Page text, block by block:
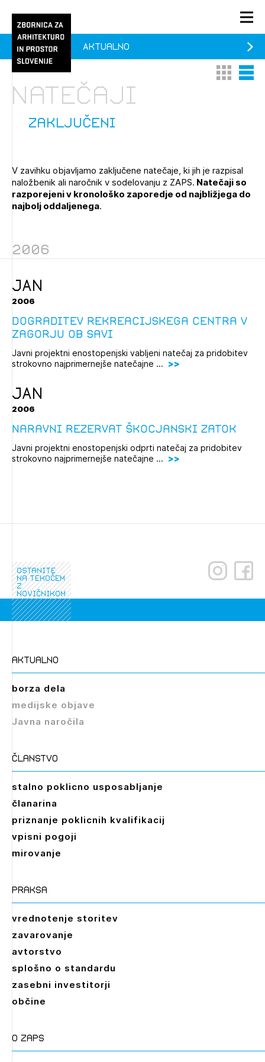
PRIJAVA
KONTAKT
Praksa
O ZAPS
dostopate, se je potrebno prijaviti.
PRIJAVITE SE
1/1
Pozdravljeni
Prijavite se s svojim ZAPS uporabniškim imenom in geslom.
POZABLJENO GESLO
REGISTRIRAJTE SE
Thumbnail
List
zaključeni
Natečaji
V zavihku objavljamo zaključene natečaje, ki jih je razpisal
naložbenik ali naročnik v sodelovanju z ZAPS. Natečaji so
razporejeni v kronološko zaporedje od najbližjega do
najbolj oddaljenega.
Aktualno
2006
JAN
2006
Dograditev rekreacijskega centra v
Zagorju ob Savi
Javni projektni enostopenjski vabljeni natečaj za pridobitev
strokovno najprimernejše natečajne ...
JAN
2006
Naravni rezervat Škocjanski zatok
Javni projektni enostopenjski odprti natečaj za pridobitev
strokovno najprimernejše natečajne ...
ostanite
na tekočem
z
novičnikom
aktualno
borza dela
medijske objave
Javna naročila
članstvo
stalno poklicno usposabljanje
članarina
priznanje poklicnih kvalifikacij
vpisni pogoji
mirovanje
praksa
vrednotenje storitev
zavarovanje
avtorstvo
splošno o standardu
zasebni investitorji
občine
O zaps
1/2
Prijava na novičnik
Ostanite na tekočem z novicami in se naročite na
Novičnike. Označite svojo izbiro.
Novičnike vam bomo pošiljali na vaš elektronski naslov.
Novičnik izobraževanj
Tedenski novičnik javnih naročil
NAPREJ